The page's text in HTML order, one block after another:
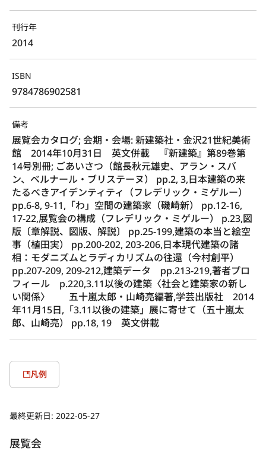
刊行年
2014
ISBN
9784786902581
備考
展覧会カタログ; 会期・会場: 新建築社・金沢21世紀美術
館　2014年10月31日　英文併載　『新建築』第89巻第
14号別冊; ごあいさつ（館長秋元雄史、アラン・スバ
ン、ベルナール・ブリステーヌ） pp.2, 3,日本建築の来
たるべきアイデンティティ（フレデリック・ミゲルー）
pp.6-8, 9-11,「わ」空間の建築家（磯崎新） pp.12-16,
17-22,展覧会の構成（フレデリック・ミゲルー） p.23,図
版〔章解説、図版、解説〕 pp.25-199,建築の本当と絵空
事（植田実） pp.200-202, 203-206,日本現代建築の諸
相：モダニズムとラディカリズムの往還（今村創平）
pp.207-209, 209-212,建築データ　pp.213-219,著者プロ
フィール　p.220,3.11以後の建築〈社会と建築家の新し
い関係〉　　五十嵐太郎・山崎亮編著,学芸出版社　2014
年11月15日,「3.11以後の建築」展に寄せて（五十嵐太
郎、山崎亮） pp.18, 19　英文併載
凡例
最終更新日: 2022-05-27
展覧会